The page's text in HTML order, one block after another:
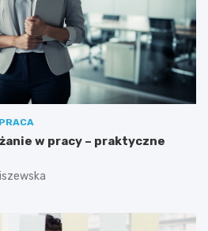
PRACA
w pracy – praktyczne